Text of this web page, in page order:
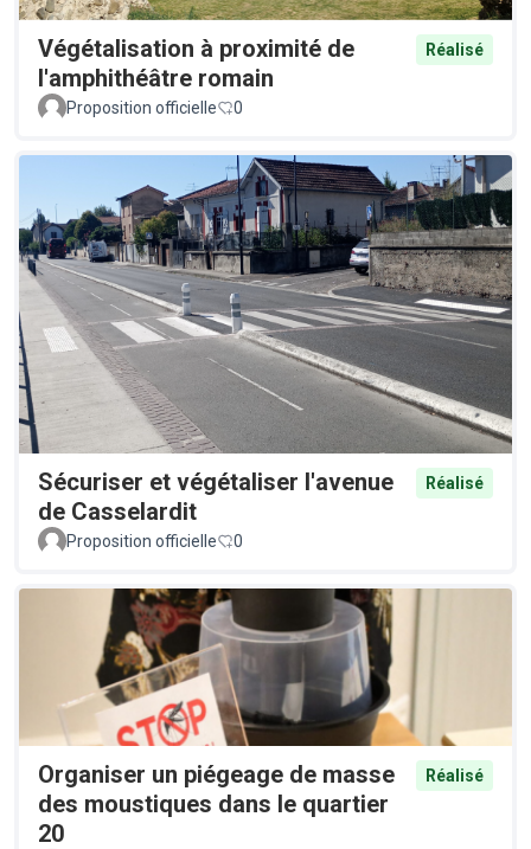
Végétalisation à proximité de
l'amphithéâtre romain
Réalisé
Proposition officielle 0
Sécuriser et végétaliser l'avenue
de Casselardit
Réalisé
Proposition officielle 0
Organiser un piégeage de masse
des moustiques dans le quartier
20
Réalisé